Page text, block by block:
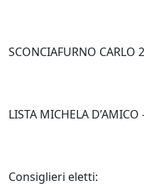
SCONCIAFURNO CARLO
LISTA MICHELA D’AMICO
Consiglieri eletti: